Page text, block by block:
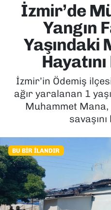
İzmir’de
Yangın
Yaşındaki
İzmir’in Ödemiş
ağır yaralanan 1
Muhammet
BU BIR İLANDIR
EKONOMİ
KÜLTÜR SANAT
MAGAZİN
POLİTİKA
SPOR
TEKNOLOJİ
YAŞAM
Tüm Manşetler
Son Dakika Haberleri
Haber Arşivi